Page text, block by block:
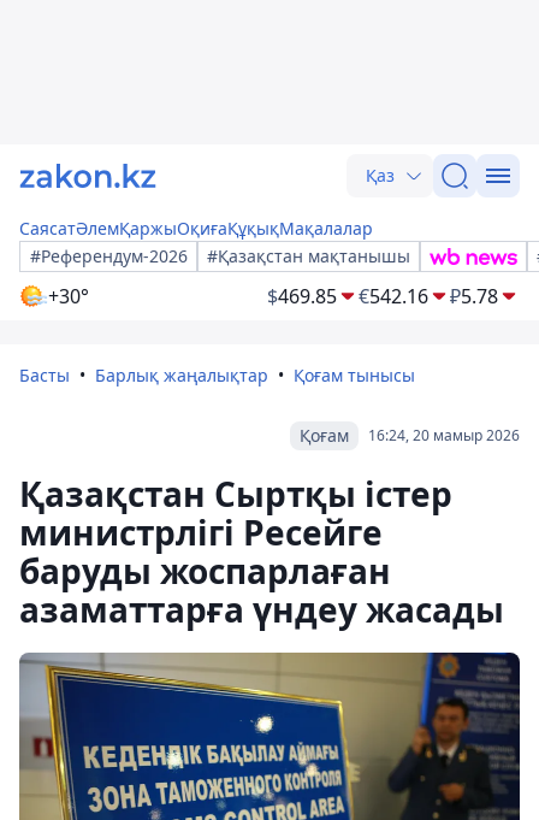
Қаз
СаясатӘлемҚаржыОқиғаҚұқықМақалалар
#Референдум-2026
#Қазақстан мақтанышы
+30° $469.85 €542.16 ₽5.78
Басты Барлық жаңалықтар Қоғам тынысы
16:24, 20 мамыр 2026
Қоғам
Қазақстан Сыртқы істер
министрлігі Ресейге
баруды жоспарлаған
азаматтарға үндеу жасады